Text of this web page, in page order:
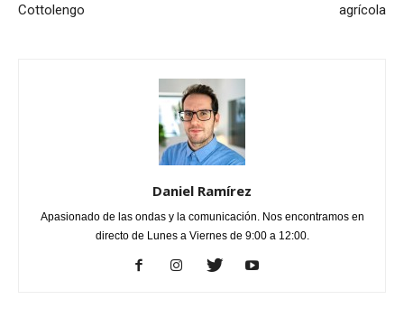
Cottolengo
agrícola
Daniel Ramírez
Apasionado de las ondas y la comunicación. Nos encontramos en
directo de Lunes a Viernes de 9:00 a 12:00.